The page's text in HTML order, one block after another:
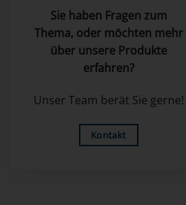
Sie haben Fragen zum
Thema, oder möchten mehr
über unsere Produkte
erfahren?
Unser Team berät Sie gerne!
Kontakt